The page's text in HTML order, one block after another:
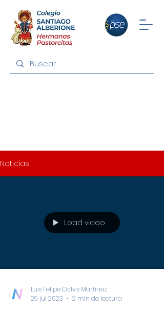
Noticias
Load video
Luis Felipe Galvis Martinez
29 jul 2023
2 min de lectura